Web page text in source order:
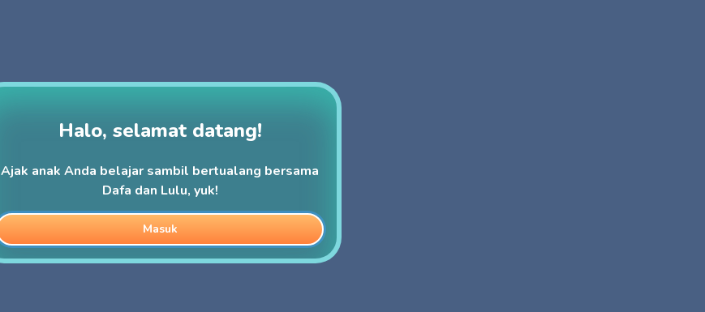
Halo, selamat datang!
Ajak anak Anda belajar sambil bertualang bersama
Dafa dan Lulu, yuk!
Masuk